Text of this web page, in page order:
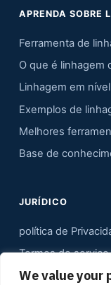
We value your
APRENDA SOBRE
Ferramenta de
O que é linhagem
Linhagem em
Exemplos de
Melhores
Base de
JURÍDICO
política de
Termos de serviço
Contato